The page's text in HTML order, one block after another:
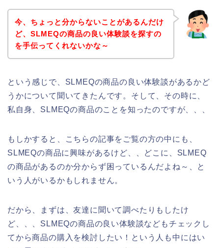
今、ちょっと分からないことがあるんだけ
ど、SLMEQの商品の良い体験談を探すの
を手伝ってくれないかな～
という感じで、SLMEQの商品の良い体験談があるかど
うかについて聞いてきたんです。そして、その時に、
私自身、SLMEQの商品のことを知ったのですが、、、
もしかすると、こちらの記事をご覧の方の中にも、
SLMEQの商品に興味があるけど、、どこに、SLMEQ
の商品があるのか分からず困っているんだよね～、と
いう人がいるかもしれません。
だから、まずは、友達に聞いて調べたりもしたけ
ど、、、SLMEQの商品の良い体験談などもチェックし
てから商品の購入を検討したい！という人も中にはい